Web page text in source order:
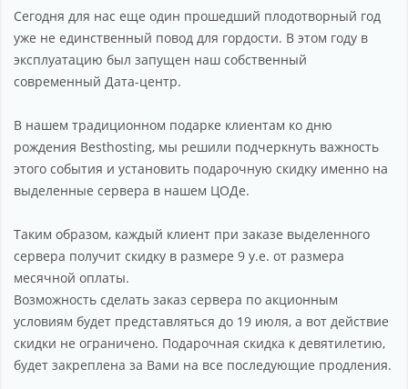
Сегодня для нас еще один прошедший плодотворный год
уже не единственный повод для гордости. В этом году в
эксплуатацию был запущен наш собственный
современный Дата-центр.
В нашем традиционном подарке клиентам ко дню
рождения Besthosting, мы решили подчеркнуть важность
этого события и установить подарочную скидку именно на
выделенные сервера в нашем ЦОДе.
Таким образом, каждый клиент при заказе выделенного
сервера получит скидку в размере 9 у.е. от размера
месячной оплаты.
Возможность сделать заказ сервера по акционным
условиям будет представляться до 19 июля, а вот действие
скидки не ограничено. Подарочная скидка к девятилетию,
будет закреплена за Вами на все последующие продления.